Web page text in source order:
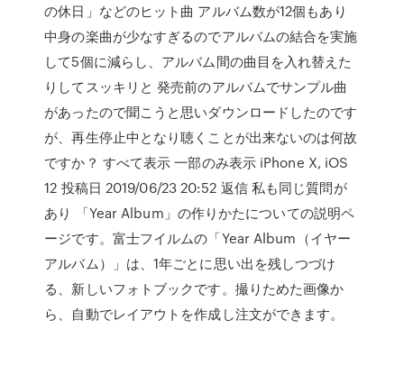
の休日」などのヒット曲 アルバム数が12個もあり
中身の楽曲が少なすぎるのでアルバムの結合を実施
して5個に減らし、アルバム間の曲目を入れ替えた
りしてスッキリと 発売前のアルバムでサンプル曲
があったので聞こうと思いダウンロードしたのです
が、再生停止中となり聴くことが出来ないのは何故
ですか？ すべて表示 一部のみ表示 iPhone X, iOS
12 投稿日 2019/06/23 20:52 返信 私も同じ質問が
あり 「Year Album」の作りかたについての説明ペ
ージです。富士フイルムの「Year Album（イヤー
アルバム）」は、1年ごとに思い出を残しつづけ
る、新しいフォトブックです。撮りためた画像か
ら、自動でレイアウトを作成し注文ができます。